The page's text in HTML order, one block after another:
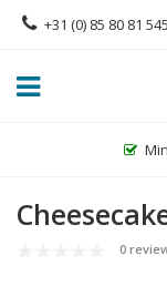
+31 (0) 85 80 81 545
0